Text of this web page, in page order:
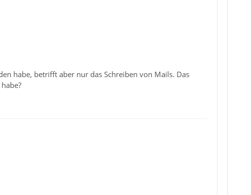
habe, betrifft aber nur das Schreiben von Mails. Das